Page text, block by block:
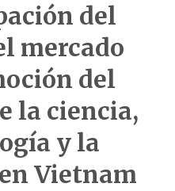
del
mercado
del
la ciencia,
y la
Vietnam